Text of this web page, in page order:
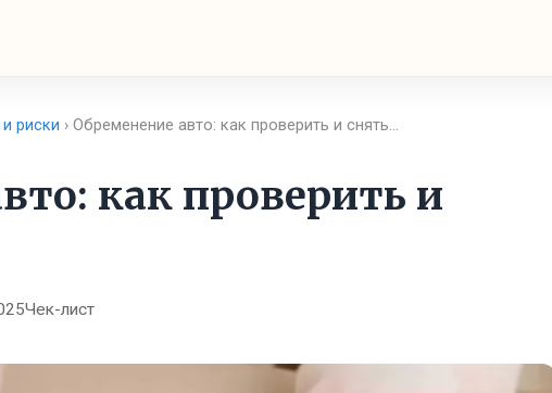
риски › Обременение авто: как проверить и снять…
как проверить и
Чек-лист